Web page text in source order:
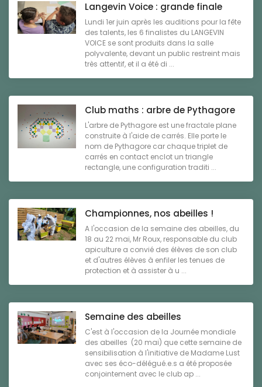
Langevin Voice : grande finale
Lundi 1er juin après les auditions pour la fête
des talents, les 6 finalistes du LANGEVIN
VOICE se sont produits dans la salle
polyvalente, devant un public restreint mais
très attentif, et il a été di ...
Club maths : arbre de Pythagore
L'arbre de Pythagore est une fractale plane
construite à l'aide de carrés. Elle porte le
nom de Pythagore car chaque triplet de
carrés en contact enclot un triangle
rectangle, une configuration traditi ...
Championnes, nos abeilles !
A l'occasion de la semaine des abeilles, du
18 au 22 mai, Mr Roux, responsable du club
apiculture a convié des élèves de son club
et d'autres élèves à enfiler les tenues de
protection et à assister à u ...
Semaine des abeilles
C'est à l'occasion de la Journée mondiale
des abeilles (20 mai) que cette semaine de
sensibilisation à l'initiative de Madame Lust
avec ses éco-délégué.e.s a été proposée
conjointement avec le club ap ...